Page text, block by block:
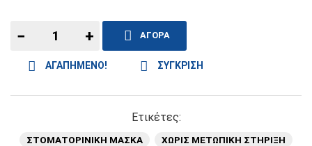
− + ΑΓΟΡΆ
ΑΓΑΠΗΜΈΝΟ! ΣΎΓΚΡΙΣΗ
Ετικέτες:
ΣΤΟΜΑΤΟΡΙΝΙΚΗ ΜΑΣΚΑ
ΧΩΡΊΣ ΜΕΤΩΠΙΚΉ ΣΤΉΡΙΞΗ